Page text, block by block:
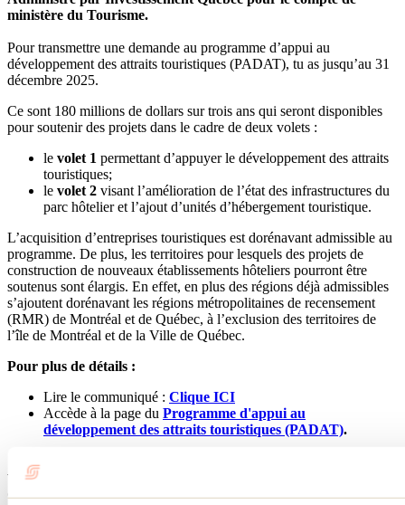
ministère du Tourisme.
Pour transmettre une demande au programme d’appui au
développement des attraits touristiques (PADAT), tu as jusqu’au 31
décembre 2025.
Ce sont 180 millions de dollars sur trois ans qui seront disponibles
pour soutenir des projets dans le cadre de deux volets :
le volet 1 permettant d’appuyer le développement des attraits
touristiques;
le volet 2 visant l’amélioration de l’état des infrastructures du
parc hôtelier et l’ajout d’unités d’hébergement touristique.
L’acquisition d’entreprises touristiques est dorénavant admissible au
programme. De plus, les territoires pour lesquels des projets de
construction de nouveaux établissements hôteliers pourront être
soutenus sont élargis. En effet, en plus des régions déjà admissibles
s’ajoutent dorénavant les régions métropolitaines de recensement
(RMR) de Montréal et de Québec, à l’exclusion des territoires de
l’île de Montréal et de la Ville de Québec.
Pour plus de détails :
Lire le communiqué : Clique ICI
Accède à la page du Programme d'appui au
développement des attraits touristiques (PADAT).
Aide financière aux festivals et aux
événements touristiques